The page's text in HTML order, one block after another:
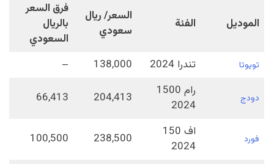
الموديل الفئة
السعر/ ريال
سعودي
فرق السعر
بالريال
السعودي
تويوتا تندرا 2024 138,000
–
دودج
رام 1500
2024
204,413
66,413
فورد
اف 150
2024
238,500
100,500